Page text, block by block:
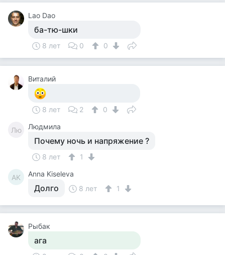
Lao Dao
ба-тю-шки
8 лет 0 0
Виталий
8 лет 2 0
Лю Людмила
Почему ночь и напряжение ?
8 лет 1
AK Anna Kiseleva
Долго 8 лет 1
Рыбак
ага